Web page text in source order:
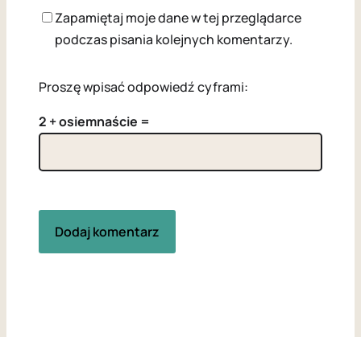
Zapamiętaj moje dane w tej przeglądarce
podczas pisania kolejnych komentarzy.
Proszę wpisać odpowiedź cyframi:
2 + osiemnaście =